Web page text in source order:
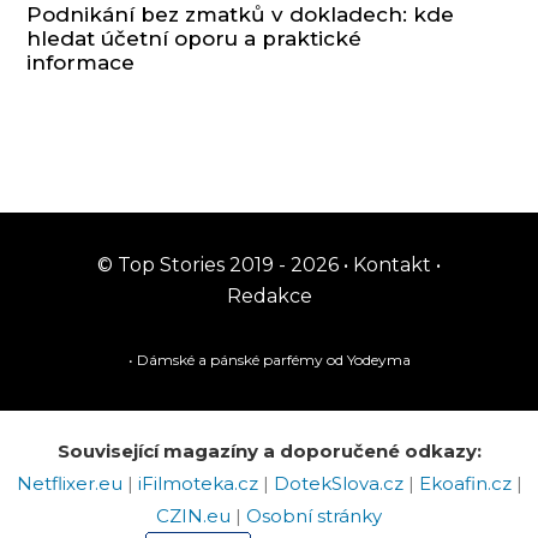
Podnikání bez zmatků v dokladech: kde
hledat účetní oporu a praktické
informace
© Top Stories 2019 - 2026 • Kontakt •
Redakce
• Dámské a pánské parfémyod Yodeyma
Související magazíny a doporučené odkazy:
Netflixer.eu | iFilmoteka.cz | DotekSlova.cz | Ekoafin.cz |
CZIN.eu | Osobní stránky